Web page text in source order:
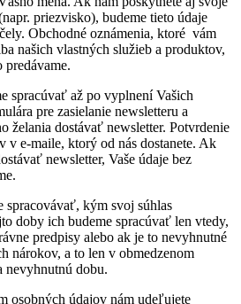
priezvisko), budeme tieto údaje
Obchodné oznámenia, ktoré vám
našich vlastných služieb a produktov,
predávame.
spracúvať až po vyplnení Vašich
pre zasielanie newsletteru a
želania dostávať newsletter. Potvrdenie
v e-maile, ktorý od nás dostanete. Ak
newsletter, Vaše údaje bez
spracovávať, kým svoj súhlas
doby ich budeme spracúvať len vtedy,
predpisy alebo ak je to nevyhnutné
nárokov, a to len v obmedzenom
nevyhnutnú dobu.
osobných údajov nám udeľujete